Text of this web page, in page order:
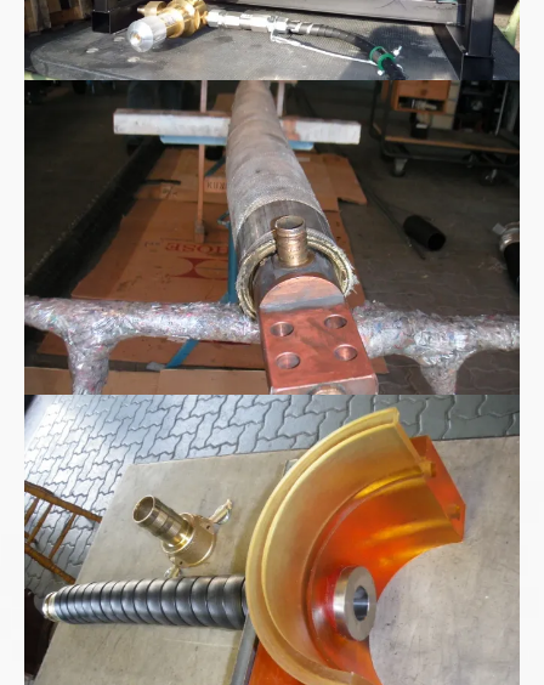
Hochstromkabel Hochvoltkabel wassergekühlt
Polyurethan Spritzgussteil